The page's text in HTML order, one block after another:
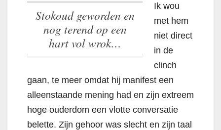
Stokoud geworden en
nog terend op een
hart vol wrok…
Ik wou
met hem
niet direct
in de
clinch
gaan, te meer omdat hij manifest een
alleenstaande mening had en zijn extreem
hoge ouderdom een vlotte conversatie
belette. Zijn gehoor was slecht en zijn taal